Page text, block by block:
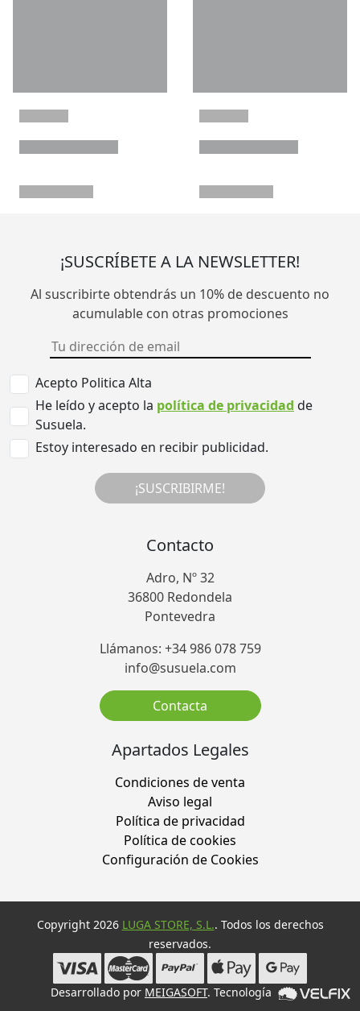
¡SUSCRÍBETE A LA NEWSLETTER!
Al suscribirte obtendrás un 10% de descuento no
acumulable con otras promociones
Acepto Politica Alta
He leído y acepto la política de privacidad de
Susuela.
Estoy interesado en recibir publicidad.
¡SUSCRIBIRME!
Contacto
Adro, Nº 32
36800 Redondela
Pontevedra
Llámanos: +34 986 078 759
info@susuela.com
Contacta
Apartados Legales
Condiciones de venta
Aviso legal
Política de privacidad
Política de cookies
Configuración de Cookies
Copyright 2026 LUGA STORE, S.L.. Todos los derechos
reservados.
Desarrollado por MEIGASOFT. Tecnología